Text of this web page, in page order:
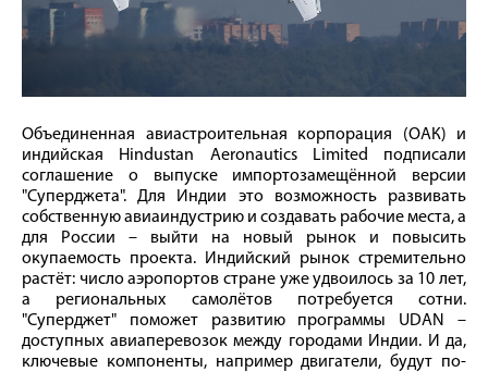
Объединенная авиастроительная корпорация (ОАК) и
индийская Hindustan Aeronautics Limited подписали
соглашение о выпуске импортозамещённой версии
"Суперджета". Для Индии это возможность развивать
собственную авиаиндустрию и создавать рабочие места, а
для России – выйти на новый рынок и повысить
окупаемость проекта. Индийский рынок стремительно
растёт: число аэропортов стране уже удвоилось за 10 лет,
а региональных самолётов потребуется сотни.
"Суперджет" поможет развитию программы UDAN –
доступных авиаперевозок между городами Индии. И да,
ключевые компоненты, например двигатели, будут по-